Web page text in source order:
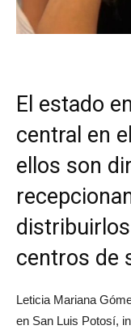
El estado
central en
ellos son
centros de
Leticia Mariana
en San Luis Potosí,